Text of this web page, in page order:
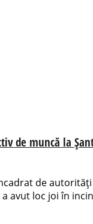
de muncă la
de
avut loc joi în